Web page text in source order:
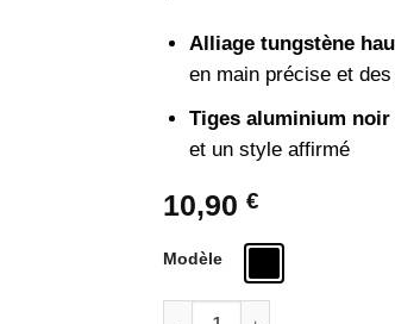
Alliage tungstène
en main précise et
Tiges aluminium noir
et un style affirmé
10,90 €
Modèle
quantité de Fléchettes